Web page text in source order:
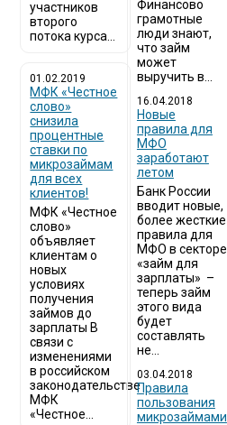
участников
второго
потока курса...
01.02.2019
МФК «Честное
слово»
снизила
процентные
ставки по
микрозаймам
для всех
клиентов!
МФК «Честное
слово»
объявляет
клиентам о
новых
условиях
получения
займов до
зарплаты В
связи с
изменениями
в российском
законодательстве
МФК
«Честное...
Финансово
грамотные
люди знают,
что займ
может
выручить в...
16.04.2018
Новые
правила для
МФО
заработают
летом
Банк России
вводит новые,
более жесткие
правила для
МФО в секторе
«займ для
зарплаты» –
теперь займ
этого вида
будет
составлять
не...
03.04.2018
​Правила
пользования
микрозаймами